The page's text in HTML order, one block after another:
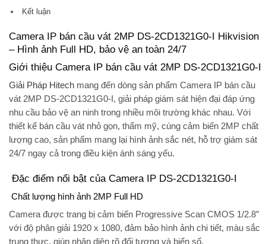
Kết luận
Camera IP bán cầu vát 2MP DS-2CD1321G0-I Hikvision
– Hình ảnh Full HD, bảo vệ an toàn 24/7
Giới thiệu Camera IP bán cầu vát 2MP DS-2CD1321G0-I
Giải Pháp Hitech mang đến dòng sản phẩm Camera IP bán cầu
vát 2MP DS-2CD1321G0-I , giải pháp giám sát hiện đại đáp ứng
nhu cầu bảo vệ an ninh trong nhiều môi trường khác nhau. Với
thiết kế bán cầu vát nhỏ gọn, thẩm mỹ, cùng cảm biến 2MP chất
lượng cao, sản phẩm mang lại hình ảnh sắc nét, hỗ trợ giám sát
24/7 ngay cả trong điều kiện ánh sáng yếu.
Đặc điểm nổi bật của Camera IP DS-2CD1321G0-I
Chất lượng hình ảnh 2MP Full HD
Camera được trang bị cảm biến Progressive Scan CMOS 1/2.8″
với độ phân giải 1920 x 1080, đảm bảo hình ảnh chi tiết, màu sắc
trung thực, giúp nhận diện rõ đối tượng và biển số.